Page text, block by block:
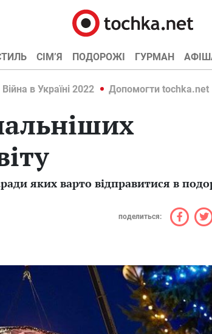
СІМ’Я ПОДОРОЖІ ГУРМАН
Війна в Україні 2022 Допомогти tochka.net
яких варто відправитися в
поделиться: